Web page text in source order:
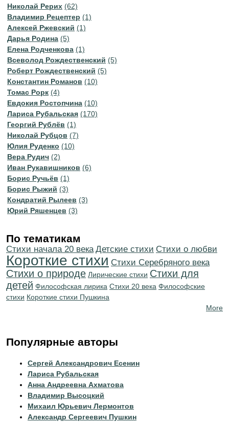
Николай Рерих (62)
Владимир Рецептер (1)
Алексей Ржевский (1)
Дарья Родина (5)
Елена Родченкова (1)
Всеволод Рождественский (5)
Роберт Рождественский (5)
Константин Романов (10)
Томас Рорк (4)
Евдокия Ростопчина (10)
Лариса Рубальская (170)
Георгий Рублёв (1)
Николай Рубцов (7)
Юлия Руденко (10)
Вера Рудич (2)
Иван Рукавишников (6)
Борис Ручьёв (1)
Борис Рыжий (3)
Кондратий Рылеев (3)
Юрий Ряшенцев (3)
По тематикам
Cтихи начала 20 века Детские стихи Стихи о любви
Короткие стихи Cтихи Серебряного века
Стихи о природе Лирические стихи Стихи для
детей Философская лирика Стихи 20 века Философские
стихи Короткие стихи Пушкина
More
Популярные авторы
Сергей Александрович Есенин
Лариса Рубальская
Анна Андреевна Ахматова
Владимир Высоцкий
Михаил Юрьевич Лермонтов
Александр Сергеевич Пушкин